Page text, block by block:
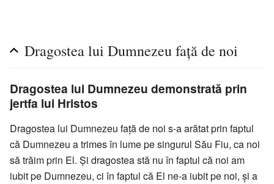
Dragostea lui Dumnezeu faţă de noi
Dragostea lui Dumnezeu demonstrată prin
jertfa lui Hristos
Dragostea lui Dumnezeu faţă de noi s-a arătat prin faptul
că Dumnezeu a trimes în lume pe singurul Său Fiu, ca noi
să trăim prin El. Şi dragostea stă nu în faptul că noi am
iubit pe Dumnezeu, ci în faptul că El ne-a iubit pe noi, şi a